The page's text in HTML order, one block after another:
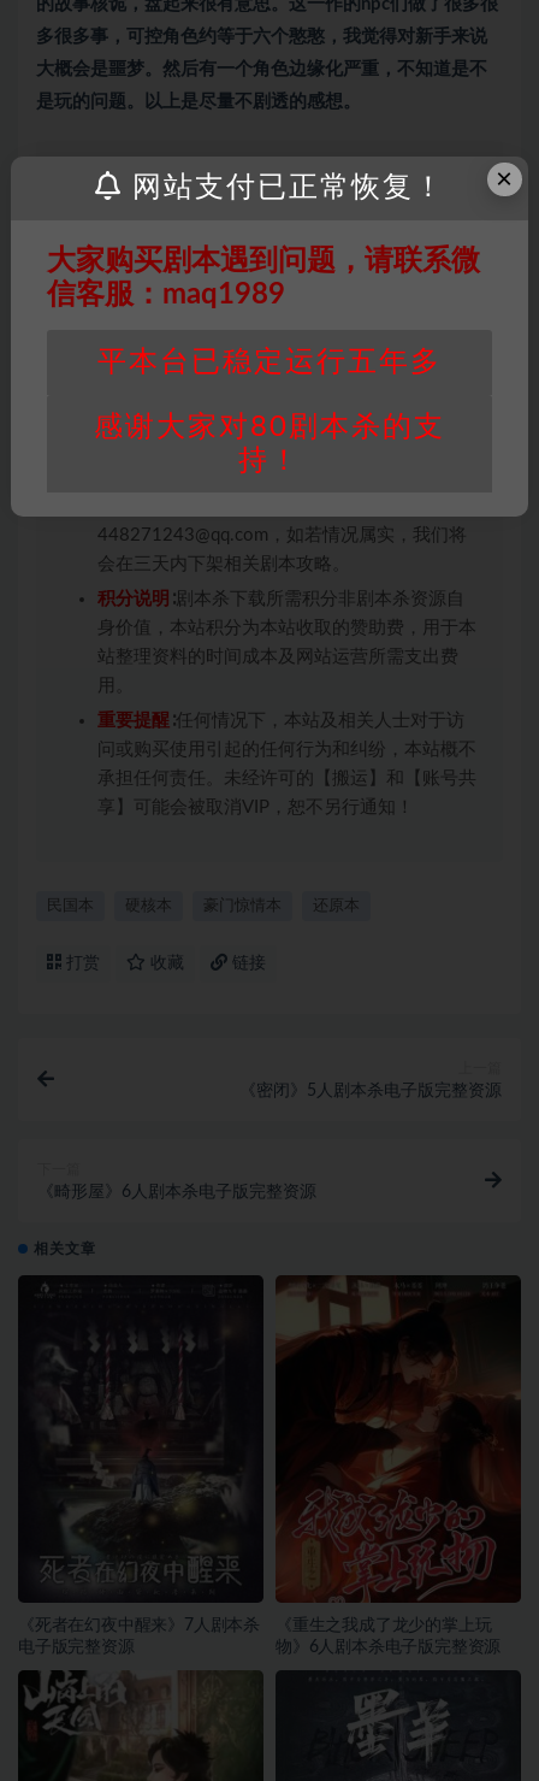
的故事核诡，盘起来很有意思。这一作的npc们做了很多很
多很多事，可控角色约等于六个憨憨，我觉得对新手来说
大概会是噩梦。然后有一个角色边缘化严重，不知道是不
是玩的问题。以上是尽量不剧透的感想。
因百度网盘限制，链接有失效的风险，如遇到无
器→ 点此下载←
免责声明
： 本站所有剧本杀资源均为网友分享
用于商业用途!任何人访问、浏览本站，购买或
条约约束，并遵守所有适用的法律法规。
：本站提供的任何剧本杀资源内容的版
权均属于机关版权或权利人。如有侵权，请发邮
448271243@qq.com，如若情况属实，我们将
会在三天内下架相关剧本攻略。
积分说明 ∶剧本杀下载所需积分非剧本杀资源自
身价值，本站积分为本站收取的赞助费，用于本
站整理资料的时间成本及网站运营所需支出费
用。
重要提醒 ∶任何情况下，本站及相关人士对于访
问或购买使用引起的任何行为和纠纷，本站概不
承担任何责任。未经许可的【搬运】和【账号共
享】可能会被取消VIP，恕不另行通知！
民国本 硬核本 豪门惊情本 还原本
打赏 收藏 链接
《密闭》5人剧本杀电子版完整资源
《畸形屋》6人剧本杀电子版完整资源
相关文章
《死者在幻夜中醒来》7人剧本杀
电子版完整资源
《重生之我成了龙少的掌上玩
物》6人剧本杀电子版完整资源
×
网站支付已正常恢复！
大家购买剧本遇到问题，请联系微
信客服：maq1989
平本台已稳定运行五年多
感谢大家对80剧本杀的支
持！